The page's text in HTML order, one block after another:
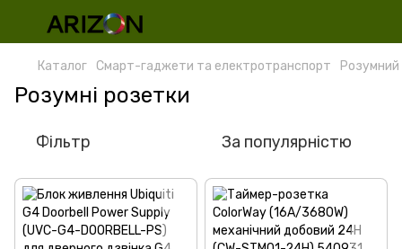
Каталог Смарт-гаджети та електротранспорт
Розумні розетки
Фільтр За популярністю